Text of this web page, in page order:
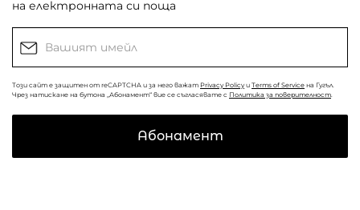
на електронната си поща
Този сайт е защитен от reCAPTCHA и за него важат Privacy Policy и Terms of Service на Гугъл.
Чрез натискане на бутона „Абонамент“ вие се съгласявате с Политика за поверителност
Абонамент